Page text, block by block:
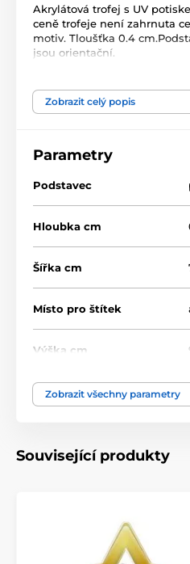
Akrylátová trofej s UV
ceně trofeje není zahrnuta
motiv. Tloušťka 0.4
jsou orientační.
Produkt je zařazen v
Zobrazit celý popis
Parametry
Podstavec
Hloubka cm
Šířka cm
Místo pro štítek
Výška cm
Motiv
Způsob personalizace
Zobrazit všechny parametry
Související produkty